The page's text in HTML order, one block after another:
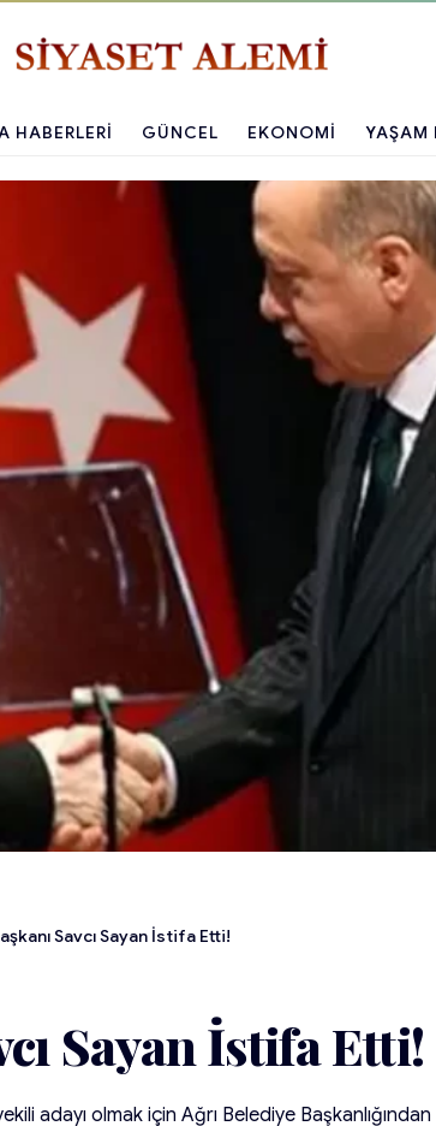
HABERLERI GÜNCEL EKONOMI YAŞAM
Savcı Sayan İstifa Etti!
Sayan İstifa Etti!
adayı olmak için Ağrı Belediye Başkanlığından